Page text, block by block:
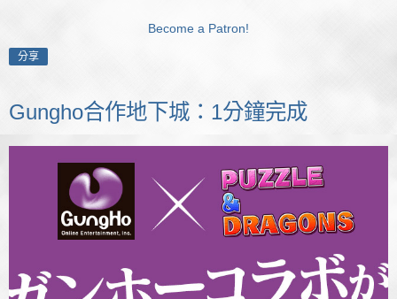
Become a Patron!
分享
Gungho合作地下城：1分鐘完成